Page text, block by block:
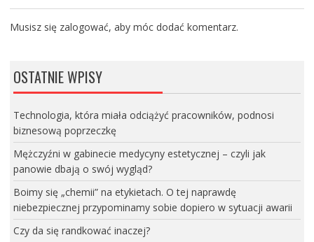
Musisz się zalogować, aby móc dodać komentarz.
OSTATNIE WPISY
Technologia, która miała odciążyć pracowników, podnosi
biznesową poprzeczkę
Mężczyźni w gabinecie medycyny estetycznej – czyli jak
panowie dbają o swój wygląd?
Boimy się „chemii” na etykietach. O tej naprawdę
niebezpiecznej przypominamy sobie dopiero w sytuacji awarii
Czy da się randkować inaczej?